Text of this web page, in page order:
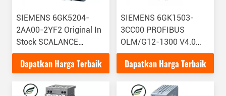
SIEMENS 6GK5204-
2AA00-2YF2 Original In
Stock SCALANCE
XF204-2BA Manajemen
DNA IE Y Switch
Dapatkan Harga Terbaik
SIEMENS 6GK1503-
3CC00 PROFIBUS
OLM/G12-1300 V4.0
Fiber Optic Connection
Module Dengan 1 RS-
Waveguide Int
Dapatkan Harga Terbaik